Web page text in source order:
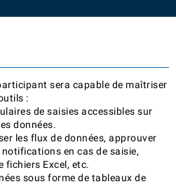
sera capable de maîtriser
:
de saisies accessibles sur
données.
les flux de données, approuver
en cas de saisie,
fichiers Excel, etc.
sous forme de tableaux de